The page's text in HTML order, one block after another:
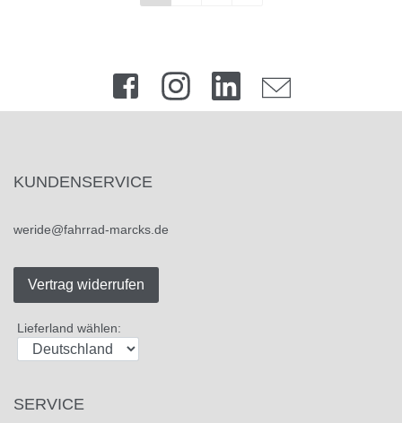
KUNDENSERVICE
weride@fahrrad-marcks.de
Vertrag widerrufen
Lieferland wählen:
SERVICE